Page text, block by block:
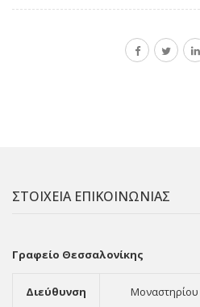
ΣΤΟΙΧΕΙΑ ΕΠΙΚΟΙΝΩΝΙΑΣ
Γραφείο Θεσσαλονίκης
Διεύθυνση Μοναστηρίου